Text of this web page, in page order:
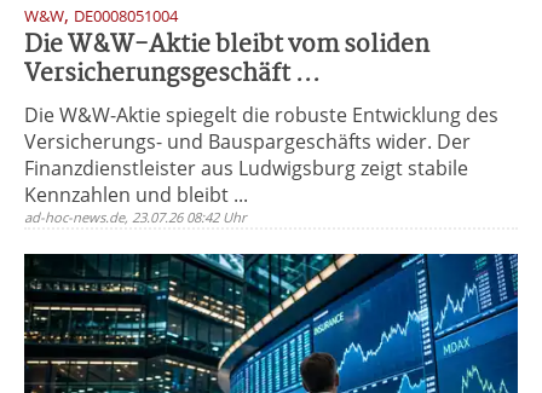
W&W, DE0008051004
Die W&W-Aktie bleibt vom soliden
Versicherungsgeschäft ...
Die W&W-Aktie spiegelt die robuste Entwicklung des
Versicherungs- und Bauspargeschäfts wider. Der
Finanzdienstleister aus Ludwigsburg zeigt stabile
Kennzahlen und bleibt ...
ad-hoc-news.de, 23.07.26 08:42 Uhr